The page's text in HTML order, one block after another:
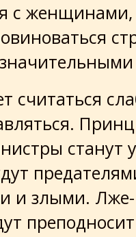
с
считаться
станут
и злыми. Лже-